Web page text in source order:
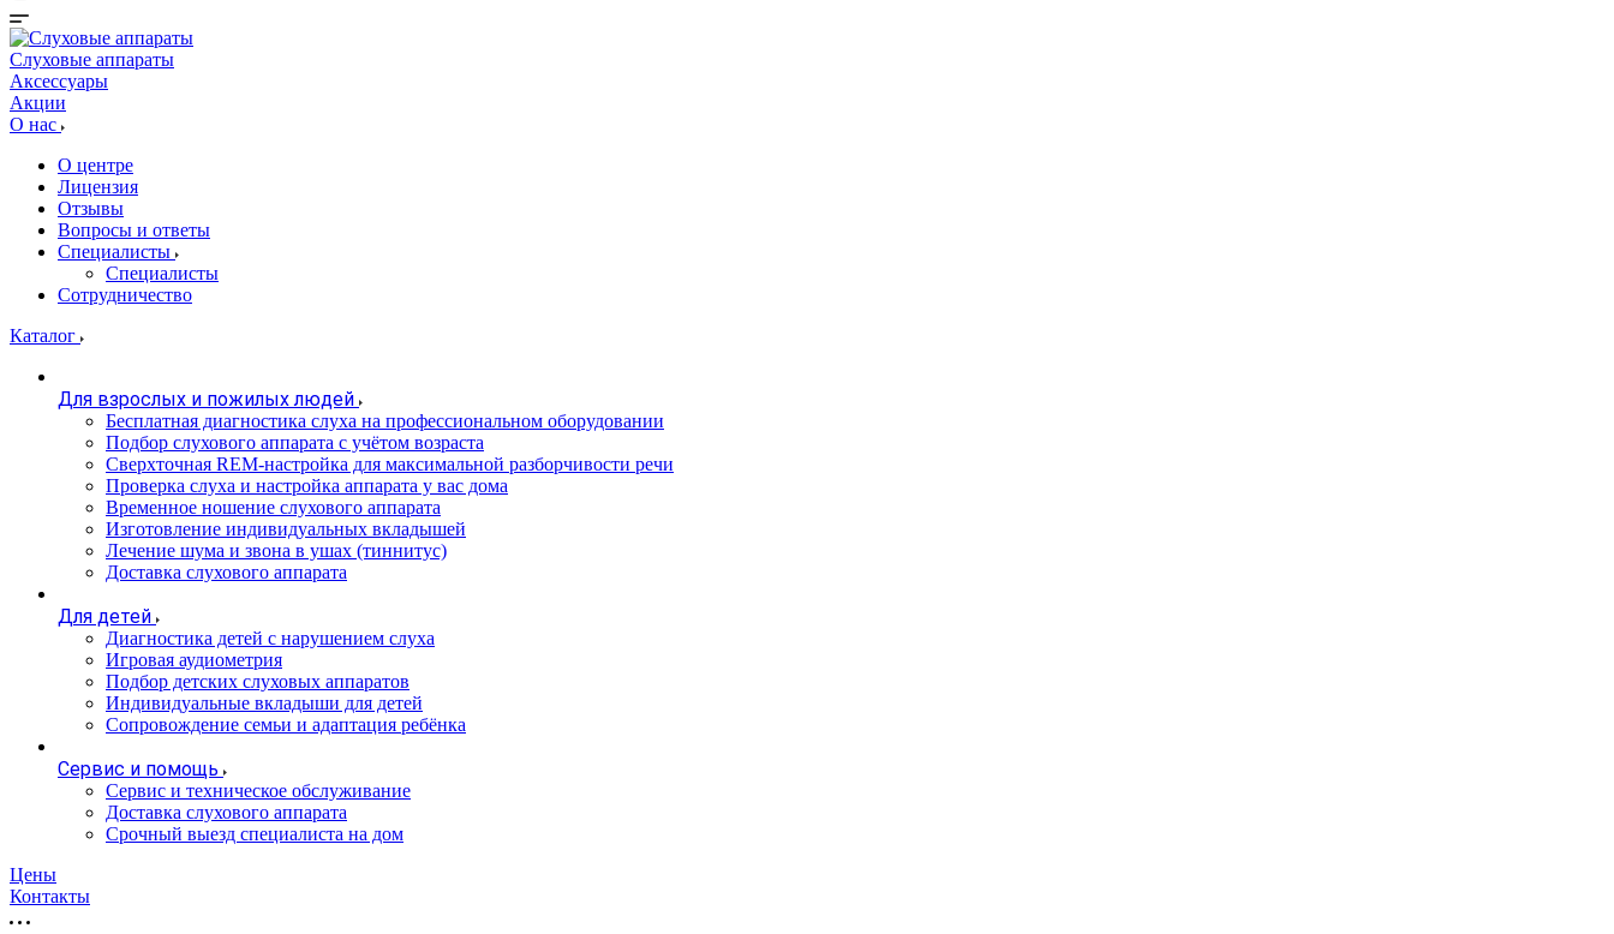
Слуховые аппараты
Аксессуары
Акции
О нас
О центре
Лицензия
Отзывы
Вопросы и ответы
Специалисты
Специалисты
Сотрудничество
Каталог
Для взрослых и пожилых людей
Бесплатная диагностика слуха на профессиональном оборудовании
Подбор слухового аппарата с учётом возраста
Сверхточная REM-настройка для максимальной разборчивости речи
Проверка слуха и настройка аппарата у вас дома
Временное ношение слухового аппарата
Изготовление индивидуальных вкладышей
Лечение шума и звона в ушах (тиннитус)
Доставка слухового аппарата
Для детей
Диагностика детей с нарушением слуха
Игровая аудиометрия
Подбор детских слуховых аппаратов
Индивидуальные вкладыши для детей
Сопровождение семьи и адаптация ребёнка
Сервис и помощь
Сервис и техническое обслуживание
Доставка слухового аппарата
Срочный выезд специалиста на дом
Цены
Контакты